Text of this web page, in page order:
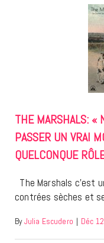
THE MARSHALS: «
PASSER UN VRAI
QUELCONQUE
The Marshals c’est
contrées sèches et
By Julia Escudero | Déc